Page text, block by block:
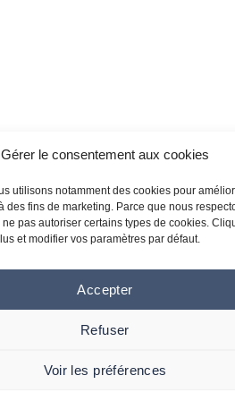
Gérer le consentement aux cookies
utilisons notamment des cookies pour
des fins de marketing. Parce que nous
pas autoriser certains types de cookies.
et modifier vos paramètres par défaut.
Accepter
Refuser
Voir les préférences